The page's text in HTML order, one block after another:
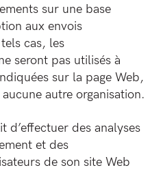
sur une base
aux envois
cas, les
seront pas utilisés à
sur la page Web,
autre organisation.
d’effectuer des analyses
et des
de son site Web